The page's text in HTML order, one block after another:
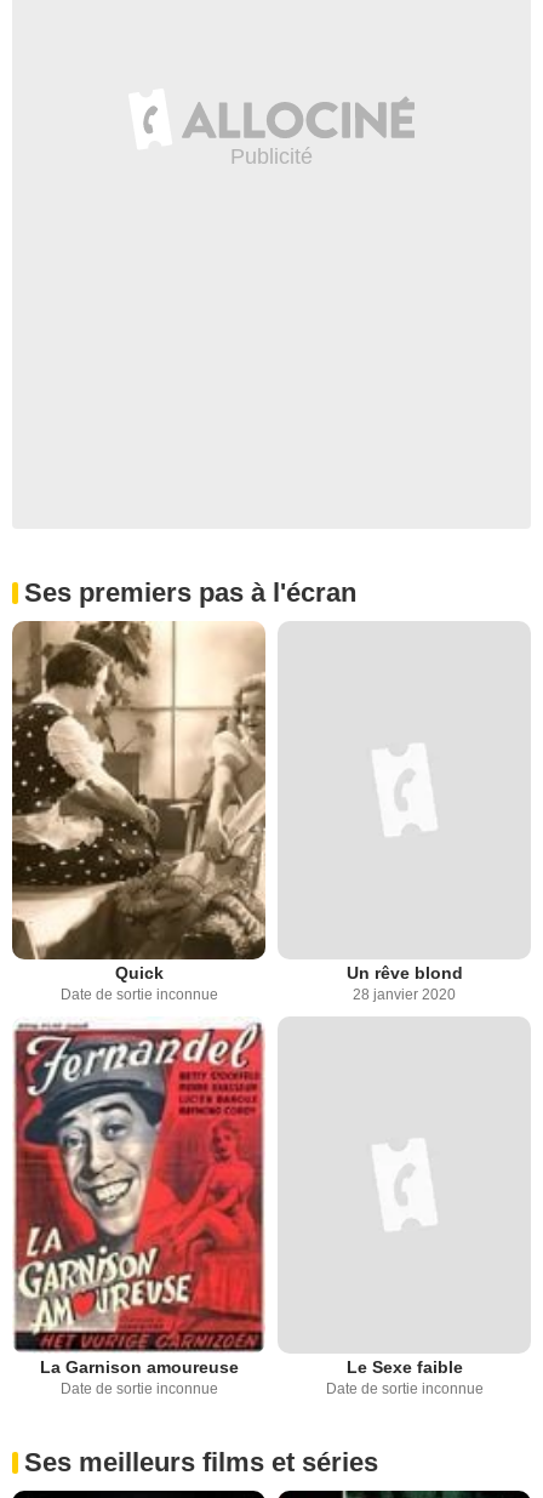
Ses premiers pas à l'écran
Quick
Date de sortie inconnue
Un rêve blond
28 janvier 2020
La Garnison amoureuse
Date de sortie inconnue
Le Sexe faible
Date de sortie inconnue
Ses meilleurs films et séries